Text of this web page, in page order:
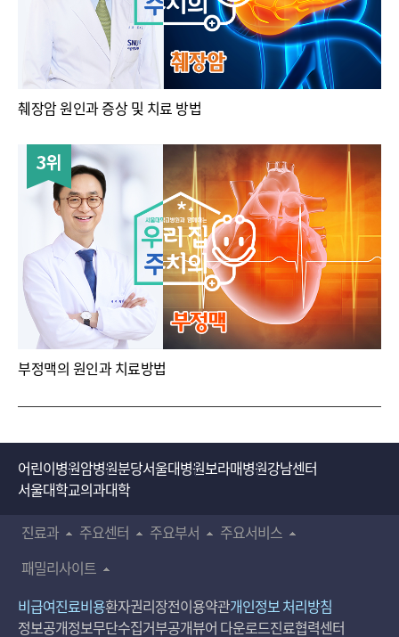
췌장암 원인과 증상 및 치료 방법
3위
부정맥의 원인과 치료방법
어린이병원암병원분당서울대병원보라매병원강남센터
서울대학교의과대학
진료과
주요센터 주요부서
주요서비스
패밀리사이트
비급여진료비용환자권리장전이용약관개인정보 처리방침
정보공개정보무단수집거부공개뷰어 다운로드진료협력센터